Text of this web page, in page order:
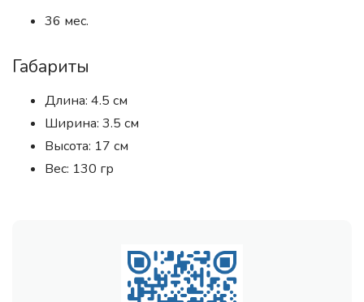
36 мес.
Габариты
Длина: 4.5 см
Ширина: 3.5 см
Высота: 17 см
Вес: 130 гр